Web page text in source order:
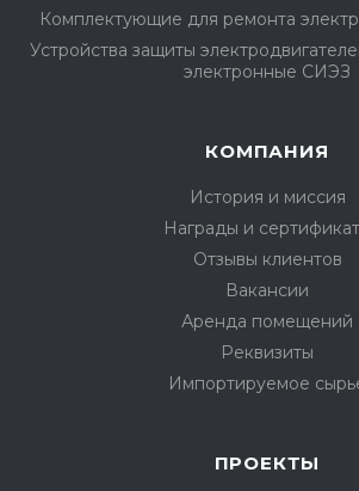
Комплектующие для ремонта
Устройства защиты
электронные СИЭЗ
КОМПАНИЯ
История и миссия
Награды и
Отзывы клиентов
Вакансии
Аренда помещений
Реквизиты
Импортируемое
ПРОЕКТЫ